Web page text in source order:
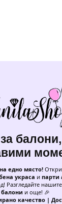
едно място!
украса и парти
Разгледайте нашите
и още! 🎉
качество |